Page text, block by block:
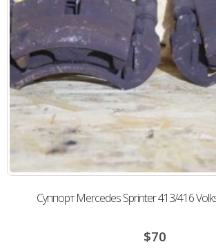
Суппорт Mercedes Sprinter 413/416
$70